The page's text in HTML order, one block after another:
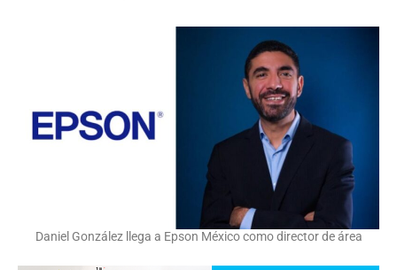
Daniel González llega a Epson México como director de área